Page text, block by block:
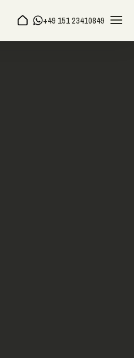
+49 151 23410849